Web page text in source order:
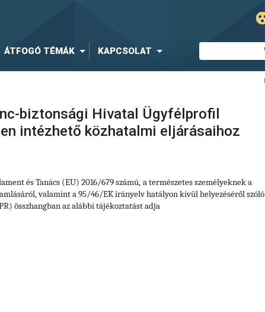
ÁTFOGÓ TÉMÁK KAPCSOLAT
biztonsági Hivatal Ügyfélprofil
intézhető közhatalmi eljárásaihoz
és Tanács (EU) 2016/679 számú, a természetes személyeknek a
valamint a 95/46/EK irányelv hatályon kívül helyezéséről szóló
összhangban az alábbi tájékoztatást adja